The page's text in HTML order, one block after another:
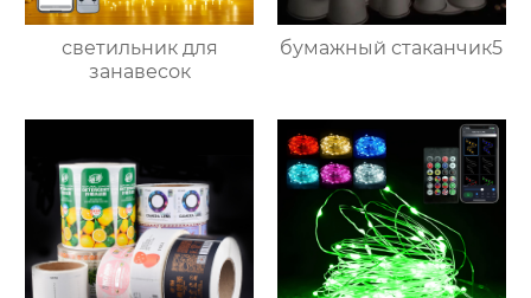
светильник для
занавесок
бумажный стаканчик5